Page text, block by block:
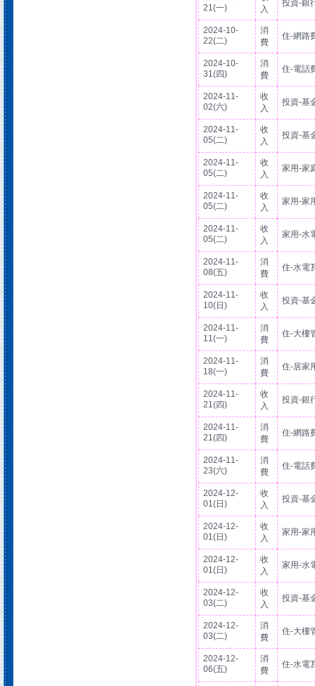
21(一)
入
投資-銀
2024-10-
22(二)
消
費
住-網路
2024-10-
31(四)
消
費
住-電話
2024-11-
02(六)
收
入
投資-基
2024-11-
05(二)
收
入
投資-基
2024-11-
05(二)
收
入
家用-家
2024-11-
05(二)
收
入
家用-家
2024-11-
05(二)
收
入
家用-水
2024-11-
08(五)
消
費
住-水電
2024-11-
10(日)
收
入
投資-基
2024-11-
11(一)
消
費
住-大樓
2024-11-
18(一)
消
費
住-居家
2024-11-
21(四)
收
入
投資-銀
2024-11-
21(四)
消
費
住-網路
2024-11-
23(六)
消
費
住-電話
2024-12-
01(日)
收
入
投資-基
2024-12-
01(日)
收
入
家用-家
2024-12-
01(日)
收
入
家用-水
2024-12-
03(二)
收
入
投資-基
2024-12-
03(二)
消
費
住-大樓
2024-12-
06(五)
消
費
住-水電